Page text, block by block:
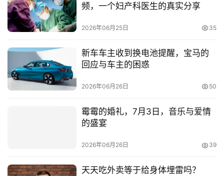
频，一个妇产科医生的真实分享
2026年06月25日 35
新车车主收到换电池提醒，宝马的
回应与车主的困惑
2026年06月26日 50
霉霉的婚礼，7月3日，音乐与爱情
的盛宴
2026年06月26日 39
天天吃外卖等于给身体埋雷吗？